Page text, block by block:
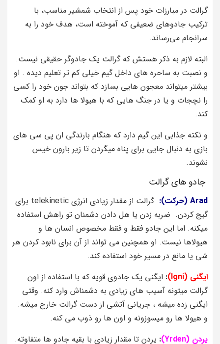
گرالت در مبارزات خود پس از انتخاب شمشیر مناسب، با
ترکیب جادوهای ضعیفی که آموخته است، هدف خود را به
سرانجام می‌رساند.
البته لازم به ذکر هستش که گرالت یک جادوگر حقیقی نیست.
و نصبت به ساحره های داخل گیم خیلی کم تر تعلیم دیده . او
بیشتر میتواند معجون هایی بسازد که بتواند جون خود را کسی
را نچجات و یا در جنگ هایی که با هیولا ها دارد به او کمک
کند.
و نکته جذابی این گیم دارد که هنگام بارندگی ان پی سی های
بازی به دنبال جایی برای پناه میگردن تا زیر بارون خیس
نشوند.
جادو های گرالت
Arad (حرکت):
گرالت از مقدار زیادی انرژی telekinetic برای
گیج کردن. ضربه زدن یا هل دادن دشمنان تو راهش استفاده
میکنه. اما این جادو فقط و فقط مخصوص انسان ها و
هیولاها نیست. او همچنین می‌ تواند از آن برای نابود کردن هر
شی یا مانع در مسیر خود استفاده کند.
ایگنی (Igni)
: ایگنی یک جادوی قویه که با استفاده از اون
گرالت میتونه آسیب های زیادی به دشمناش وارد کنه. وقتی
ایگنی زده میشه ، جریانی آتشی از دست گرالت خارج میشه.
و هیولا ها رو میسوزونه و اون ها رو ذوب می کنه.
یردن (Yrden)
: یردن تا مقدار زیادی با بقیه جادو ها متفاوته.